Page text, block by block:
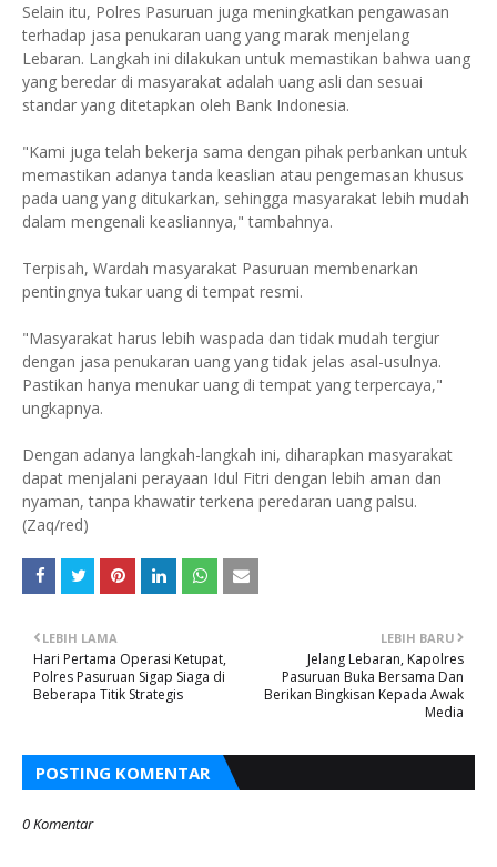
Selain itu, Polres Pasuruan juga meningkatkan pengawasan
terhadap jasa penukaran uang yang marak menjelang
Lebaran. Langkah ini dilakukan untuk memastikan bahwa uang
yang beredar di masyarakat adalah uang asli dan sesuai
standar yang ditetapkan oleh Bank Indonesia.
"Kami juga telah bekerja sama dengan pihak perbankan untuk
memastikan adanya tanda keaslian atau pengemasan khusus
pada uang yang ditukarkan, sehingga masyarakat lebih mudah
dalam mengenali keasliannya," tambahnya.
Terpisah, Wardah masyarakat Pasuruan membenarkan
pentingnya tukar uang di tempat resmi.
"Masyarakat harus lebih waspada dan tidak mudah tergiur
dengan jasa penukaran uang yang tidak jelas asal-usulnya.
Pastikan hanya menukar uang di tempat yang terpercaya,"
ungkapnya.
Dengan adanya langkah-langkah ini, diharapkan masyarakat
dapat menjalani perayaan Idul Fitri dengan lebih aman dan
nyaman, tanpa khawatir terkena peredaran uang palsu.
(Zaq/red)
LEBIH BARU
Jelang Lebaran, Kapolres
Pasuruan Buka Bersama Dan
Berikan Bingkisan Kepada Awak
Media
LEBIH LAMA
Hari Pertama Operasi Ketupat,
Polres Pasuruan Sigap Siaga di
Beberapa Titik Strategis
POSTING KOMENTAR
0 Komentar